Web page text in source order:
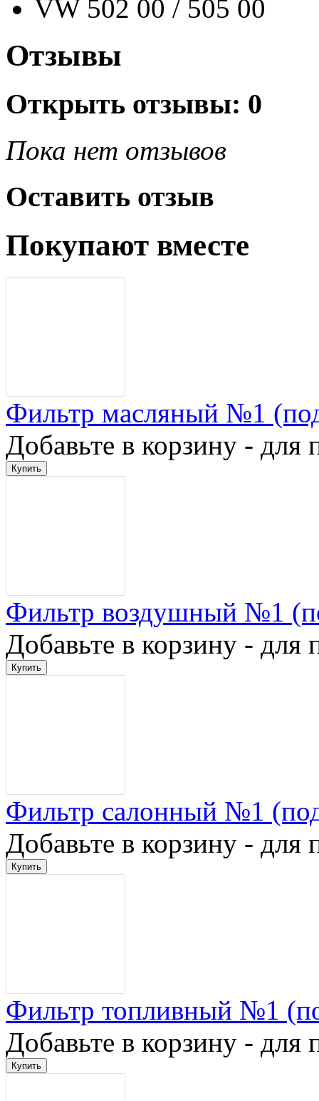
VW 502 00 / 505 00
Отзывы
Открыть отзывы: 0
Пока нет отзывов
Оставить отзыв
Покупают вместе
Фильтр масляный №1
Добавьте в корзину - для
Фильтр воздушный №1
Добавьте в корзину - для
Фильтр салонный №1
Добавьте в корзину - для
Фильтр топливный №1
Добавьте в корзину - для